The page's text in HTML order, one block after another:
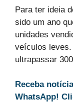
Para ter ideia
sido um ano
unidades
veículos
ultrapassar
Receba
WhatsApp!